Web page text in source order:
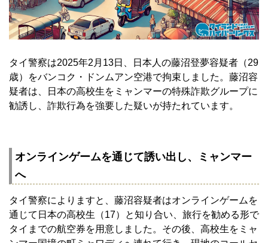
タイ警察は2025年2月13日、日本人の藤沼登夢容疑者（29
歳）をバンコク・ドンムアン空港で拘束しました。藤沼容
疑者は、日本の高校生をミャンマーの特殊詐欺グループに
勧誘し、詐欺行為を強要した疑いが持たれています。
オンラインゲームを通じて誘い出し、ミャンマー
へ
タイ警察によりますと、藤沼容疑者はオンラインゲームを
通じて日本の高校生（17）と知り合い、旅行を勧める形で
タイまでの航空券を用意しました。その後、高校生をミャ